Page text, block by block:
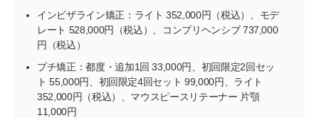
インビザライン矯正：ライト 352,000円（税込）、モデ
レート 528,000円（税込）、コンプリヘンシブ 737,000
円（税込）
プチ矯正：都度・追加1回 33,000円、初回限定2回セッ
ト 55,000円、初回限定4回セット 99,000円、ライト
352,000円（税込）、マウスピースリテーナー 片顎
11,000円